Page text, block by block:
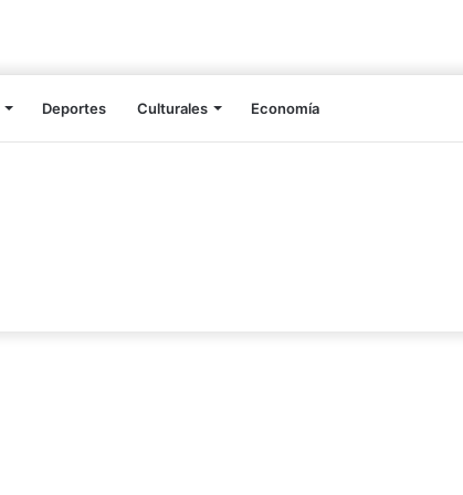
Deportes Culturales Economía